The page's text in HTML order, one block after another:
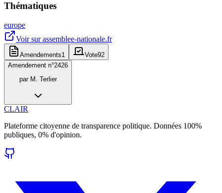
Thématiques
europe
Voir surassemblee-nationale.fr
Amendements1 Vote92
Amendement n°2426
par M. Terlier
CLAIR
Plateforme citoyenne de transparence politique. Données 100%
publiques, 0% d'opinion.